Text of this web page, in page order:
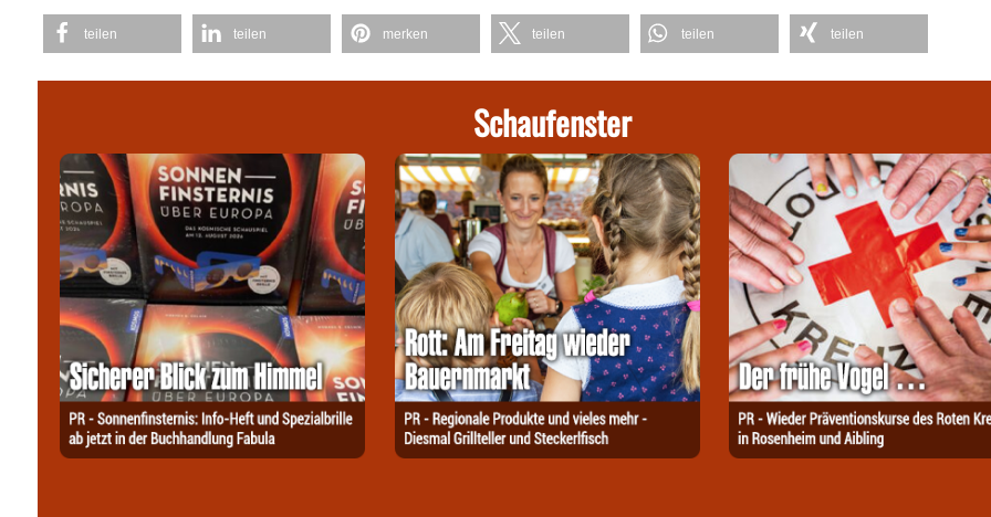
teilen teilen merken teilen teilen teilen
Schaufenster